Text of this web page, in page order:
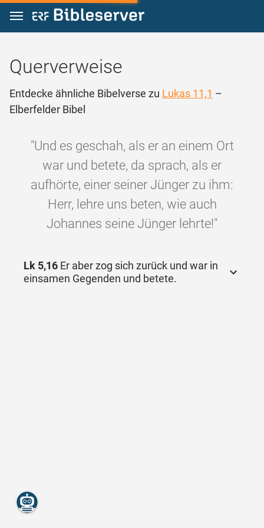
Zum Inhalt springen
Querverweise
Entdecke ähnliche Bibelverse zu Lukas 11,1 –
Elberfelder Bibel
"Und es geschah, als er an einem Ort
war und betete, da sprach, als er
aufhörte, einer seiner Jünger zu ihm:
Herr, lehre uns beten, wie auch
Johannes seine Jünger lehrte!"
Lk 5,16 Er aber zog sich zurück und war in
einsamen Gegenden und betete.